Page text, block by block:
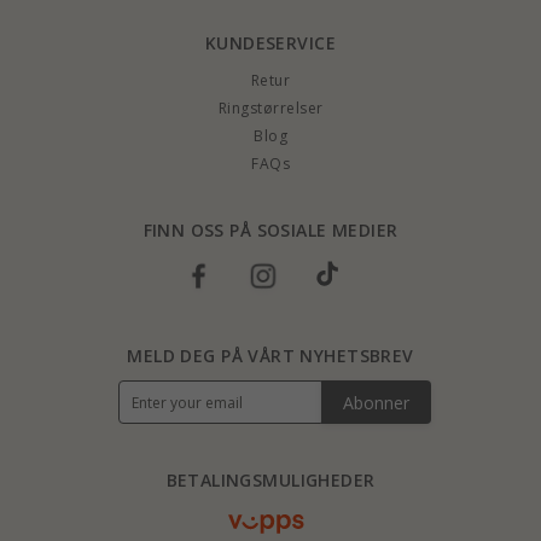
KUNDESERVICE
Retur
Ringstørrelser
Blog
FAQs
FINN OSS PÅ SOSIALE MEDIER
BETALINGSMULIGHEDER
MELD DEG PÅ VÅRT NYHETSBREV
Abonner